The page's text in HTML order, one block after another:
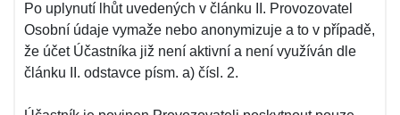
Po uplynutí lhůt uvedených v článku II. Provozovatel
Osobní údaje vymaže nebo anonymizuje a to v případě,
že účet Účastníka již není aktivní a není využíván dle
článku II. odstavce písm. a) čísl. 2.